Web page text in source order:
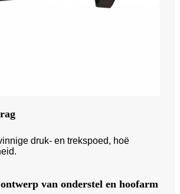
druk- en trekspoed, hoë
van onderstel en hoofarm